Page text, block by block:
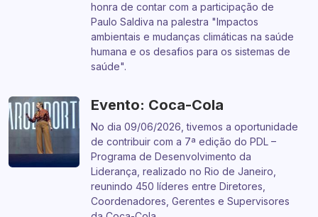
honra de contar com a participação de
Paulo Saldiva na palestra "Impactos
ambientais e mudanças climáticas na saúde
humana e os desafios para os sistemas de
saúde".
Evento: Coca-Cola
No dia 09/06/2026, tivemos a oportunidade
de contribuir com a 7ª edição do PDL –
Programa de Desenvolvimento da
Liderança, realizado no Rio de Janeiro,
reunindo 450 líderes entre Diretores,
Coordenadores, Gerentes e Supervisores